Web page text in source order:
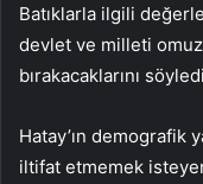
Batıklarla ilgili
devlet ve milleti
bırakacaklarını
Hatay’ın demografik
iltifat etmemek